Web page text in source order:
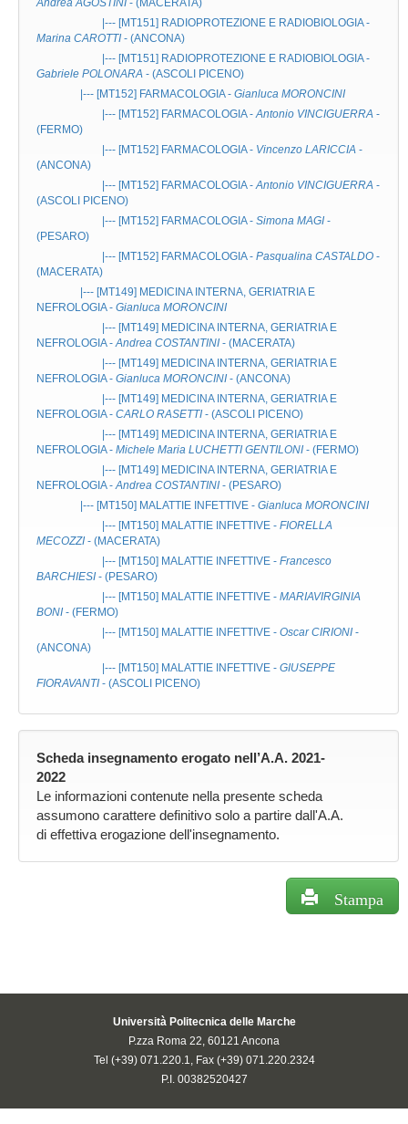
Andrea AGOSTINI - (MACERATA)
|--- [MT151] RADIOPROTEZIONE E RADIOBIOLOGIA-
Marina CAROTTI - (ANCONA)
|--- [MT151] RADIOPROTEZIONE E RADIOBIOLOGIA-
Gabriele POLONARA - (ASCOLI PICENO)
|--- [MT152] FARMACOLOGIA- Gianluca MORONCINI
|--- [MT152] FARMACOLOGIA-Antonio VINCIGUERRA -
(FERMO)
|--- [MT152] FARMACOLOGIA- Vincenzo LARICCIA -
(ANCONA)
|--- [MT152] FARMACOLOGIA-Antonio VINCIGUERRA -
(ASCOLI PICENO)
|--- [MT152] FARMACOLOGIA- Simona MAGI -
(PESARO)
|--- [MT152] FARMACOLOGIA- Pasqualina CASTALDO -
(MACERATA)
|--- [MT149] MEDICINA INTERNA, GERIATRIA E
NEFROLOGIA- Gianluca MORONCINI
|--- [MT149] MEDICINA INTERNA, GERIATRIA E
NEFROLOGIA-Andrea COSTANTINI- (MACERATA)
|--- [MT149] MEDICINA INTERNA, GERIATRIA E
NEFROLOGIA- Gianluca MORONCINI - (ANCONA)
|--- [MT149] MEDICINA INTERNA, GERIATRIA E
NEFROLOGIA- CARLO RASETTI - (ASCOLI PICENO)
|--- [MT149] MEDICINA INTERNA, GERIATRIA E
NEFROLOGIA- Michele Maria LUCHETTI GENTILONI - (FERMO)
|--- [MT149] MEDICINA INTERNA, GERIATRIA E
NEFROLOGIA-Andrea COSTANTINI - (PESARO)
|--- [MT150] MALATTIE INFETTIVE - Gianluca MORONCINI
|--- [MT150] MALATTIE INFETTIVE - FIORELLA
MECOZZI - (MACERATA)
|--- [MT150] MALATTIE INFETTIVE - Francesco
BARCHIESI - (PESARO)
|--- [MT150] MALATTIE INFETTIVE - MARIAVIRGINIA
BONI - (FERMO)
|--- [MT150] MALATTIE INFETTIVE - Oscar CIRIONI -
(ANCONA)
|--- [MT150] MALATTIE INFETTIVE - GIUSEPPE
FIORAVANTI - (ASCOLI PICENO)
Scheda insegnamento erogato nell’A.A. 2021-
2022
Le informazioni contenute nella presente scheda
assumono carattere definitivo solo a partire dall'A.A.
di effettiva erogazione dell'insegnamento.
Stampa
Università Politecnica delle Marche
P.zza Roma 22, 60121 Ancona
Tel (+39) 071.220.1, Fax (+39) 071.220.2324
P.I. 00382520427